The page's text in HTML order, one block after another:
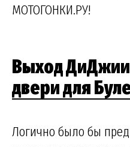
МОТОГОНКИ.РУ!
Выход
двери для
Логично было бы